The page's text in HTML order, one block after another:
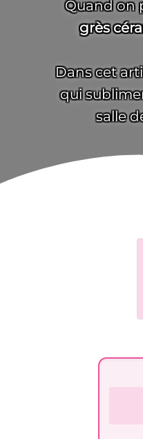
Quand on
grès
Dans cet
qui
salle